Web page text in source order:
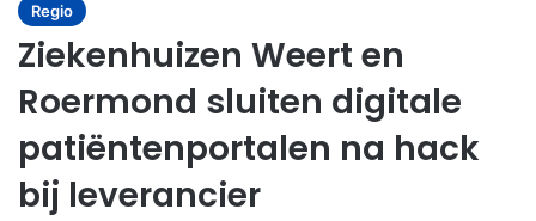
Regio
Ziekenhuizen Weert en
Roermond sluiten digitale
patiëntenportalen na hack
bij leverancier